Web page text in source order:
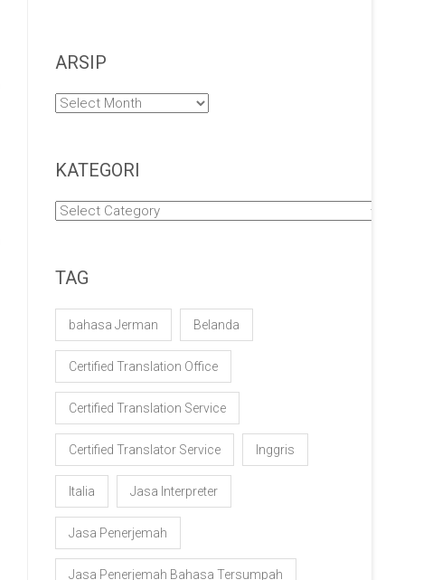
ARSIP
Arsip
KATEGORI
Kategori
TAG
bahasa Jerman Belanda
Certified Translation Office
Certified Translation Service
Certified Translator Service Inggris
Italia Jasa Interpreter
Jasa Penerjemah
Jasa Penerjemah Bahasa Tersumpah